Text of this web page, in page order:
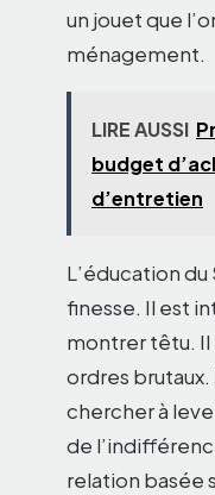
un jouet que
ménagement.
LIRE AUSSI
budget
d’entretien
L’éducation
finesse. Il est
montrer têtu. Il
ordres
chercher à
de
relation basée